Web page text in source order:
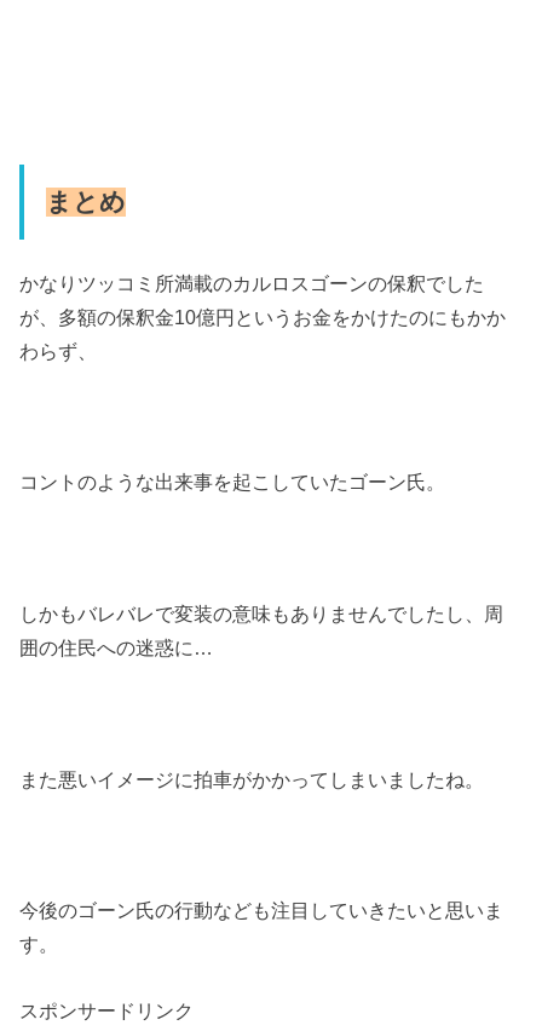
まとめ
かなりツッコミ所満載のカルロスゴーンの保釈でした
が、多額の保釈金10億円というお金をかけたのにもかか
わらず、
コントのような出来事を起こしていたゴーン氏。
しかもバレバレで変装の意味もありませんでしたし、周
囲の住民への迷惑に …
また悪いイメージに拍車がかかってしまいましたね。
今後のゴーン氏の行動なども注目していきたいと思いま
す。
スポンサードリンク